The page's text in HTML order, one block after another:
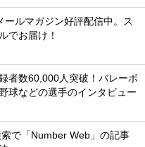
ールマガジン好評配信中。ス
でお届け！
者数60,000人突破！バレーボ
球などの選手のインタビュー
索で「Number Web」の記事